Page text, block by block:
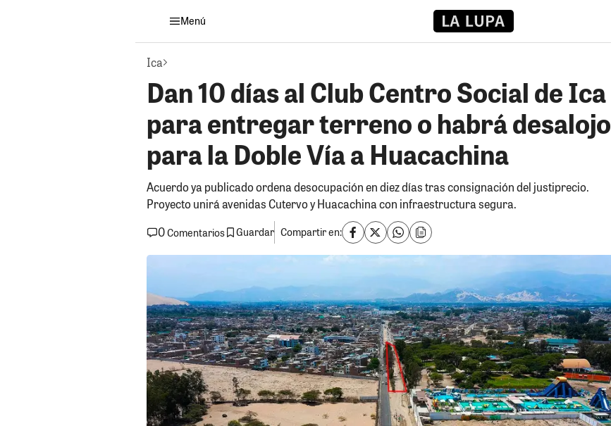
Menú
Ica
Dan 10 días al Club Centro Social de Ica
para entregar terreno o habrá desalojo
para la Doble Vía a Huacachina
Acuerdo ya publicado ordena desocupación en diez días tras consignación del justiprecio.
Proyecto unirá avenidas Cutervo y Huacachina con infraestructura segura.
0Comentarios Guardar Compartir en: